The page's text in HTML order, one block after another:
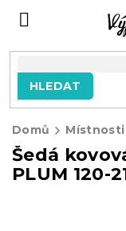
HLEDAT
Domů Místnosti
Šedá
PLUM 120-